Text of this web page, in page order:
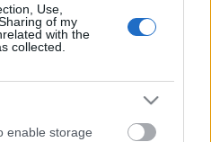
Use,
of my
with the
collected.
enable storage